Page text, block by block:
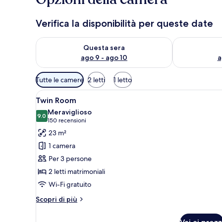
Verifica la disponibilità per queste date
Questa sera
ago 9 - ago 10
Verifica la disponibilità per questa sera, ago 9 - ago
Verifica la
Filtri
disponibili
per
le
camere
Tutte le camere 2 letti 1 letto
Apri
tutte
le
foto
per
Twin
Room
Una camera d'albergo con
5
Twin Room
9.09.0 su 10
Meraviglioso
150 recensioni
(150
recensioni)
23 m²
1 camera
Per 3 persone
2 letti matrimoniali
Wi-Fi gratuito
Scopri di più
Altri